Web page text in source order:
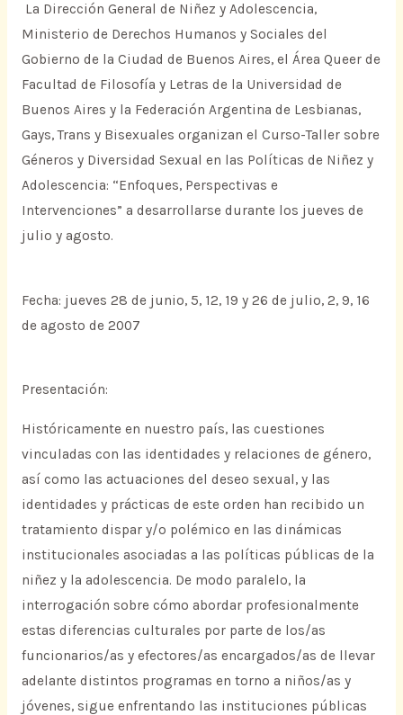
La Dirección General de Niñez y Adolescencia,
Ministerio de Derechos Humanos y Sociales del
Gobierno de la Ciudad de Buenos Aires, el Área Queer de
Facultad de Filosofía y Letras de la Universidad de
Buenos Aires y la Federación Argentina de Lesbianas,
Gays, Trans y Bisexuales organizan el Curso-Taller sobre
Géneros y Diversidad Sexual en las Políticas de Niñez y
Adolescencia: “Enfoques, Perspectivas e
Intervenciones” a desarrollarse durante los jueves de
julio y agosto.
Fecha: jueves 28 de junio, 5, 12, 19 y 26 de julio, 2, 9, 16
de agosto de 2007
Presentación:
Históricamente en nuestro país, las cuestiones
vinculadas con las identidades y relaciones de género,
así como las actuaciones del deseo sexual, y las
identidades y prácticas de este orden han recibido un
tratamiento dispar y/o polémico en las dinámicas
institucionales asociadas a las políticas públicas de la
niñez y la adolescencia. De modo paralelo, la
interrogación sobre cómo abordar profesionalmente
estas diferencias culturales por parte de los/as
funcionarios/as y efectores/as encargados/as de llevar
adelante distintos programas en torno a niños/as y
jóvenes, sigue enfrentando las instituciones públicas